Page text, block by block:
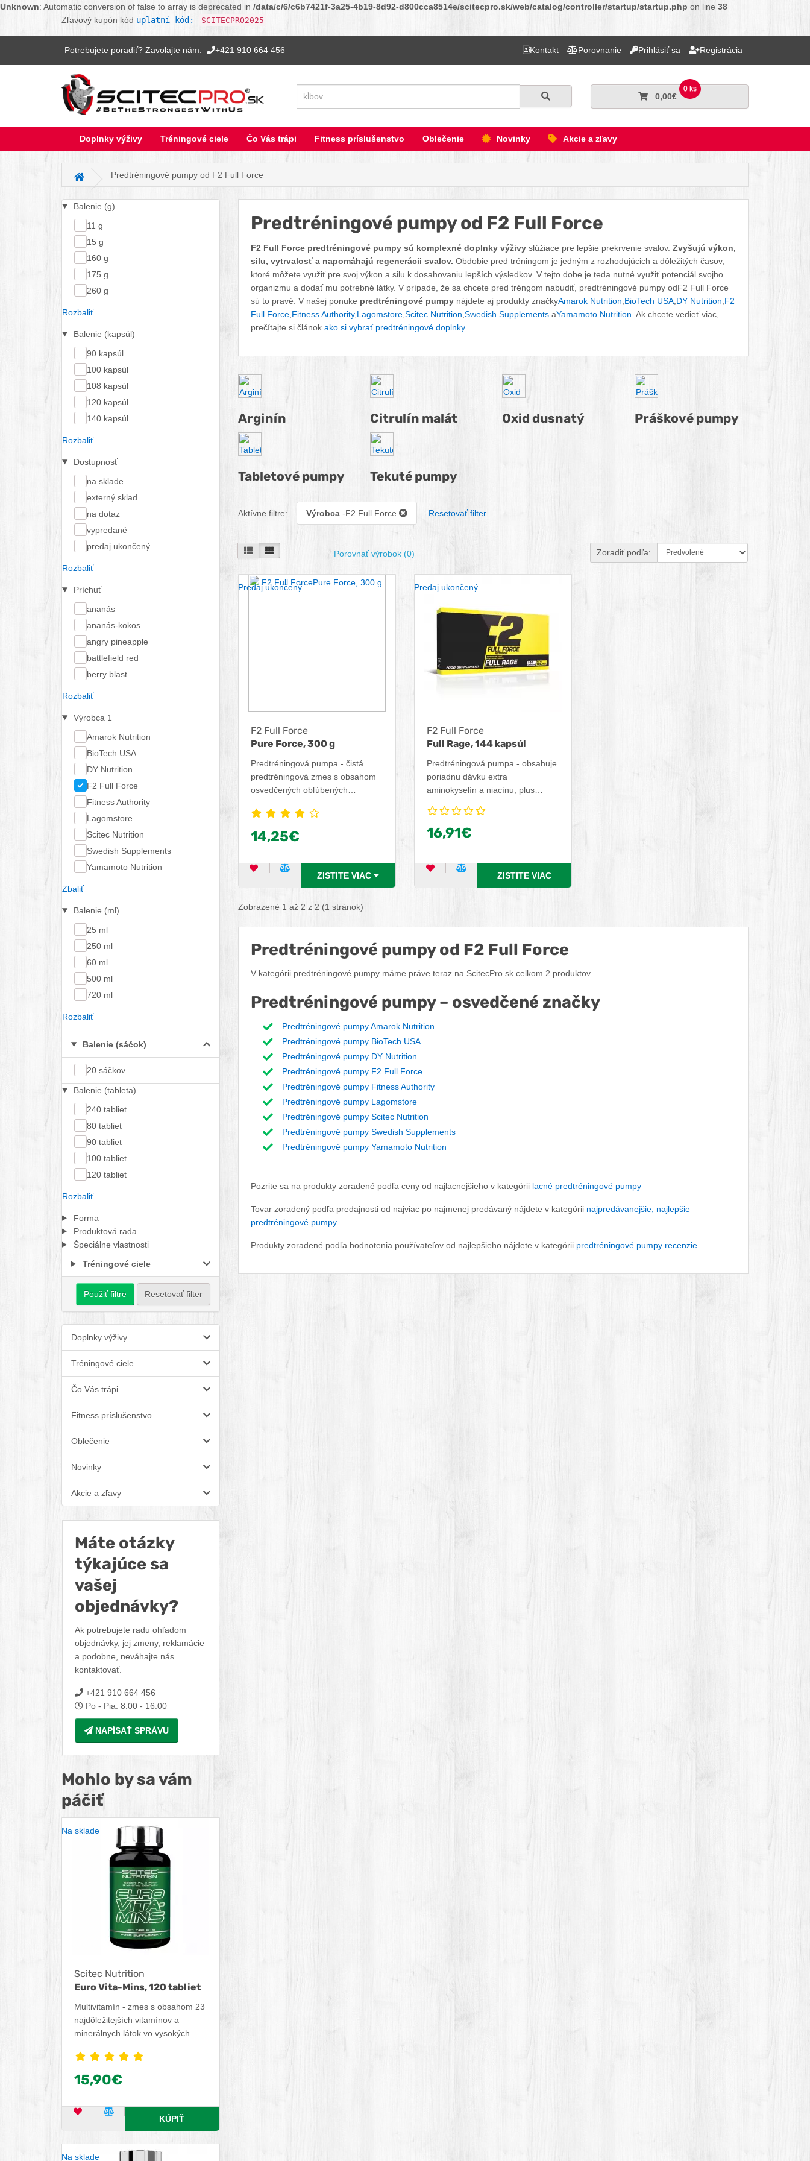
Unknown: Automatic conversion of false to array is deprecated in /data/c/6/c6b7421f-3a25-4b19-8d92-d800cca8514e/scitecpro.sk/web/catalog/controller/startup/startup.php on line 38
Zľavový kupón kód uplatní kód: SCITECPRO2025
Potrebujete poradiť? Zavolajte nám. +421 910 664 456 Kontakt Porovnanie Prihlásiť sa Registrácia
Hľadať 0 ks
0,00€
Doplnky výživy Tréningové ciele Čo Vás trápi Fitness príslušenstvo Oblečenie Novinky Akcie a zľavy
Hlavná stránkaPredtréningové pumpy od F2 Full Force
Balenie (g)
11 g
15 g
160 g
175 g
260 g
Rozbaliť
Balenie (kapsúl)
90 kapsúl
100 kapsúl
108 kapsúl
120 kapsúl
140 kapsúl
Rozbaliť
Dostupnosť
na sklade
externý sklad
na dotaz
vypredané
predaj ukončený
Rozbaliť
Príchuť
ananás
ananás-kokos
angry pineapple
battlefield red
berry blast
Rozbaliť
Výrobca 1
Amarok Nutrition
BioTech USA
DY Nutrition
F2 Full Force
Fitness Authority
Lagomstore
Scitec Nutrition
Swedish Supplements
Yamamoto Nutrition
Zbaliť
Balenie (ml)
25 ml
250 ml
60 ml
500 ml
720 ml
Rozbaliť
Balenie (sáčok)
20 sáčkov
Balenie (tableta)
240 tabliet
80 tabliet
90 tabliet
100 tabliet
120 tabliet
Rozbaliť
Forma
Produktová rada
Špeciálne vlastnosti
Tréningové ciele
Použiť filtre Resetovať filter
Doplnky výživy
Tréningové ciele
Čo Vás trápi
Fitness príslušenstvo
Oblečenie
Novinky
Akcie a zľavy
Máte otázky
týkajúce sa
vašej
objednávky?
Ak potrebujete radu ohľadom
objednávky, jej zmeny, reklamácie
a podobne, neváhajte nás
kontaktovať.
+421 910 664 456
Po - Pia: 8:00 - 16:00
NAPÍSAŤ SPRÁVU
Mohlo by sa vám
páčiť
Na sklade
Scitec Nutrition
Euro Vita-Mins, 120 tabliet
Multivitamín - zmes s obsahom 23
najdôležitejších vitamínov a
minerálnych látok vo vysokých
vitamíny patrí Vitamín C, ktorý
prispieva k normálnej funkcii
imunitného a nervového systému
vyčerpania. Vitamín B2 podporuje
zinok, ktorý podporuje plodnosť a
15,90€
OBĽÚBENÝ PRODUKT
POROVNAŤ PRODUKT
KÚPIŤ
Na sklade
Predtréningové pumpy od F2 Full Force
F2 Full Force predtréningové pumpy sú komplexné doplnky výživyslúžiace pre lepšie prekrvenie svalov. Zvyšujú výkon,
silu, vytrvalosť a napomáhajú regenerácii svalov. Obdobie pred tréningom je jedným z rozhodujúcich a dôležitých časov,
ktoré môžete využiť pre svoj výkon a silu k dosahovaniu lepších výsledkov. V tejto dobe je teda nutné využiť potenciál svojho
organizmu a dodať mu potrebné látky. V prípade, že sa chcete pred tréngom nabudiť, predtréningové pumpy odF2 Full Force
sú to pravé. V našej ponuke predtréningové pumpynájdete aj produkty značkyAmarok Nutrition BioTech USA, DY Nutrition F2
Full Force, Fitness Authority, Lagomstore, Scitec Nutrition Swedish SupplementsaYamamoto Nutrition . Ak chcete vedieť viac,
prečítajte si článok ako si vybrať predtréningové doplnky.
Podkategórie predtréningové pumpy
Arginín Citrulín malát Oxid dusnatý Práškové pumpy
Tabletové pumpy Tekuté pumpy
Aktívne filtre: Výrobca-F2 Full Force Resetovať filter
Pod sebaVedľa seba Porovnať výrobok (0) Zoradiť podľa:
Predaj ukončený
F2 Full Force
Pure Force, 300 g
Predtréningová pumpa - čistá
predtréningová zmes s obsahom
osvedčených obľúbených
podporu obzvlášť intenzívnych
tréningov vyberané a dávkované s
veľkou dôslednosťou.
vitamíny a minerálne látky,
horčík, niacín, a vitamín B12
tvorbe energie výmenou látok a k
nervového systému.
14,25€
OBĽÚBENÝ PRODUKT
POROVNAŤ PRODUKT
ZISTITE VIAC
Predaj ukončený
F2 Full Force
Full Rage, 144 kapsúl
Predtréningová pumpa - obsahuje
poriadnu dávku extra
aminokyselín a niacínu, plus
16,91€
OBĽÚBENÝ PRODUKT
POROVNAŤ PRODUKT
ZISTITE VIAC
Zobrazené 1 až 2 z 2 (1 stránok)
Predtréningové pumpy od F2 Full Force
V kategórii predtréningové pumpy máme práve teraz na ScitecPro.sk celkom 2 produktov.
Predtréningové pumpy – osvedčené značky
Predtréningové pumpy Amarok Nutrition
Predtréningové pumpy BioTech USA
Predtréningové pumpy DY Nutrition
Predtréningové pumpy F2 Full Force
Predtréningové pumpy Fitness Authority
Predtréningové pumpy Lagomstore
Predtréningové pumpy Scitec Nutrition
Predtréningové pumpy Swedish Supplements
Predtréningové pumpy Yamamoto Nutrition
Pozrite sa na produkty zoradené podľa ceny od najlacnejšieho v kategórii lacné predtréningové pumpy
Tovar zoradený podľa predajnosti od najviac po najmenej predávaný nájdete v kategórii najpredávanejšie, najlepšie
predtréningové pumpy
Produkty zoradené podľa hodnotenia používateľov od najlepšieho nájdete v kategórii predtréningové pumpy recenzie